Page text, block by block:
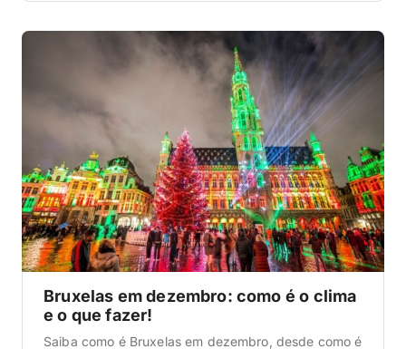
muitos imaginam. Ainda assim, é possível ver
paisagens cobertas de branco durante alguns dias
do ano, […]
Bruxelas em dezembro: como é o clima
e o que fazer!
Saiba como é Bruxelas em dezembro, desde como é